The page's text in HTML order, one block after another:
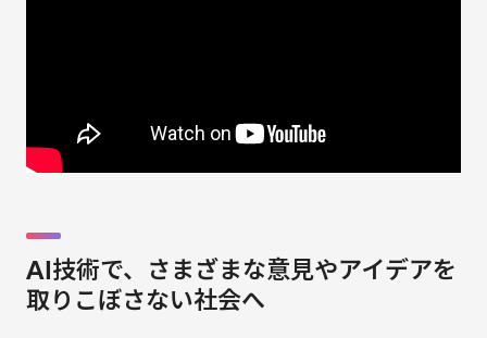
AI技術で、さまざまな意見やアイデアを
取りこぼさない社会へ